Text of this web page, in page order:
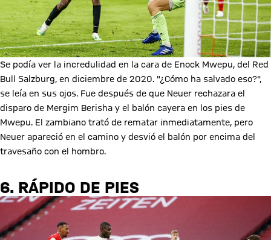
Se podía ver la incredulidad en la cara de Enock Mwepu, del Red
Bull Salzburg, en diciembre de 2020. "¿Cómo ha salvado eso?",
se leía en sus ojos. Fue después de que Neuer rechazara el
disparo de Mergim Berisha y el balón cayera en los pies de
Mwepu. El zambiano trató de rematar inmediatamente, pero
Neuer apareció en el camino y desvió el balón por encima del
travesaño con el hombro.
6. RÁPIDO DE PIES